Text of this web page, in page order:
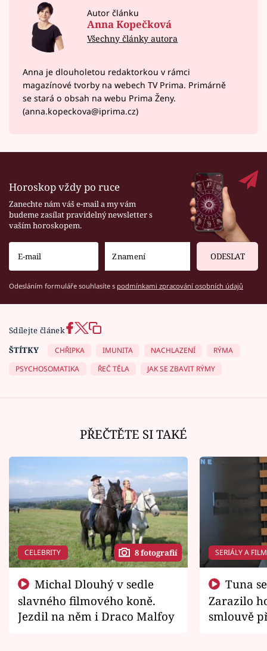
Autor článku
Anna Kopečková
Všechny články autora
Anna je dlouholetou redaktorkou v rámci
magazínové tvorby na webech TV Prima. Primárně
se stará o obsah na webu Prima Ženy.
(anna.kopeckova@iprima.cz)
Horoskop vždy po ruce
Zanechte nám váš e-mail a my vám
budeme zasílat pravidelný newsletter s
vaším horoskopem.
ODESLAT
Odesláním formuláře souhlasíte s podmínkami zpracování osobních údajů
Sdílejte článek
ŠTÍTKY
CHŘIPKA IMUNITA NACHLAZENÍ
RÝMA
PSYCHOSOMATIKA
ŘEČ TĚLA JAK SE ZBAVIT RÝMY
PŘEČTĚTE SI TAKÉ
CELEBRITY 8 fotografií
slavného filmového koně.
Jezdil na něm i Draco Malfoy
SERIÁLY A
Zarazilo
smlouvě